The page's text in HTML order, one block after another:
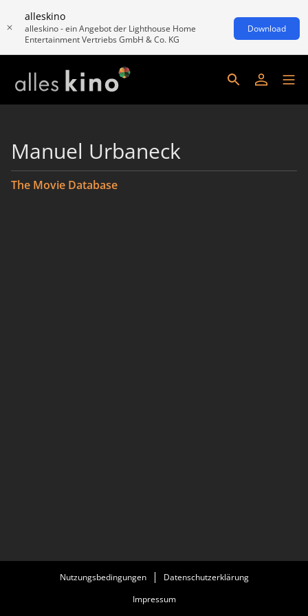
alleskino
alleskino - ein Angebot der Lighthouse Home
Entertainment Vertriebs GmbH & Co. KG
Download
Manuel Urbaneck
The Movie Database
Nutzungsbedingungen
Datenschutzerklärung
Impressum